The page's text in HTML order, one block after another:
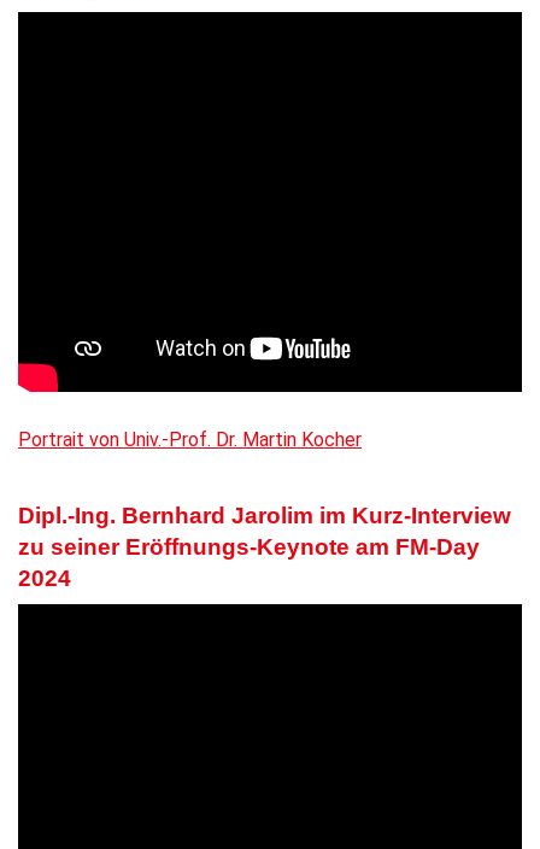
Portrait von Univ.-Prof. Dr. Martin Kocher
Dipl.-Ing. Bernhard Jarolim im Kurz-Interview
zu seiner Eröffnungs-Keynote am FM-Day
2024